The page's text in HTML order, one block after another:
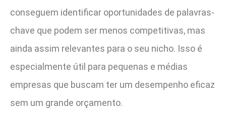
conseguem identificar oportunidades de palavras-
chave que podem ser menos competitivas, mas
ainda assim relevantes para o seu nicho. Isso é
especialmente útil para pequenas e médias
empresas que buscam ter um desempenho eficaz
sem um grande orçamento.